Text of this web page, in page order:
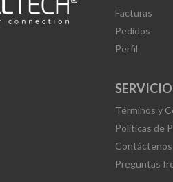
Facturas
Pedidos
Perfil
Términos y
Políticas de
Contáctenos
Preguntas